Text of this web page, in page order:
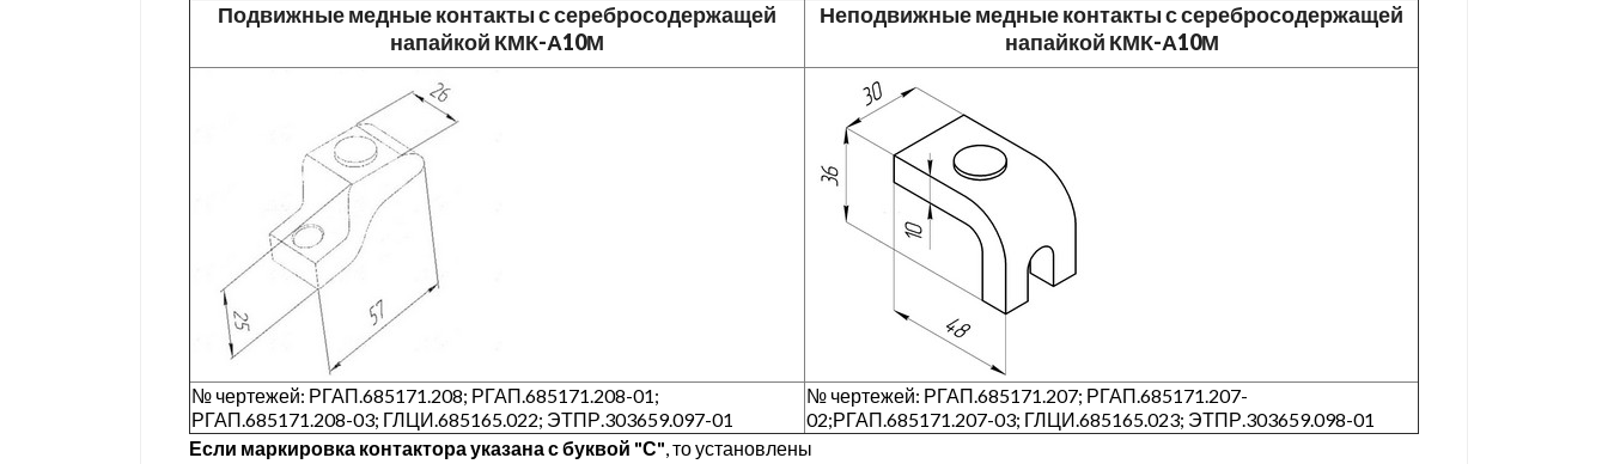
Подвижные медные контакты с серебросодержащей
напайкой КМК-А10М
Неподвижные медные контакты с серебросодержащей
напайкой КМК-А10М
№ чертежей: РГАП.685171.208; РГАП.685171.208-01;
РГАП.685171.208-03; ГЛЦИ.685165.022; ЭТПР.303659.097-01
№ чертежей: РГАП.685171.207; РГАП.685171.207-
02;РГАП.685171.207-03; ГЛЦИ.685165.023; ЭТПР.303659.098-01
Если маркировка контактора указана с буквой "С", то установлены